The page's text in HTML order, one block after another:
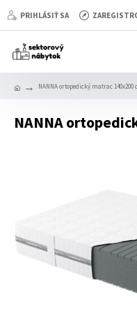
PRIHLÁSIŤ SA
NANNA ortopedický matrac 140x200
NANNA